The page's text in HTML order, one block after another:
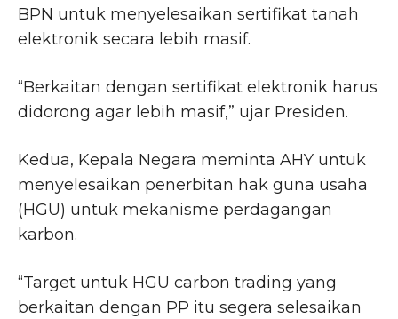
BPN untuk menyelesaikan sertifikat tanah
elektronik secara lebih masif.
“Berkaitan dengan sertifikat elektronik harus
didorong agar lebih masif,” ujar Presiden.
Kedua, Kepala Negara meminta AHY untuk
menyelesaikan penerbitan hak guna usaha
(HGU) untuk mekanisme perdagangan
karbon.
“Target untuk HGU carbon trading yang
berkaitan dengan PP itu segera selesaikan